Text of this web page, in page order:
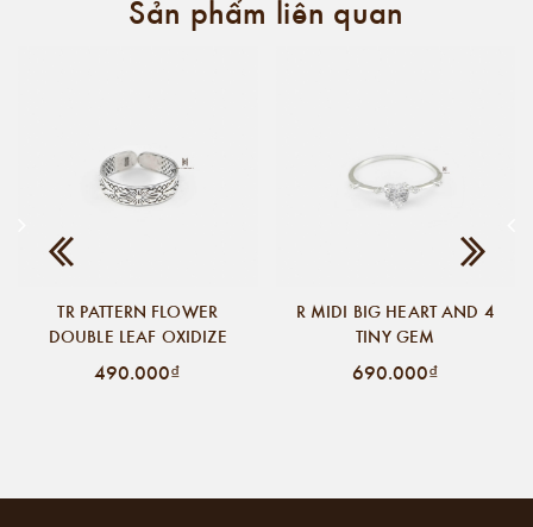
Sản phẩm liên quan
TR PATTERN FLOWER
DOUBLE LEAF OXIDIZE
490.000₫
R MIDI BIG HEART AND 4
TINY GEM
690.000₫